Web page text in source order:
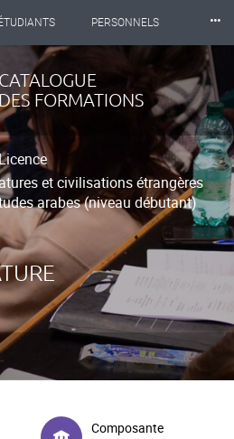
PERSONNELS
BIBLIOTHÈQUES
⸱⸱⸱
CATALOGUE
DES FORMATIONS
et civilisations étrangères
arabes (niveau débutant)
Composante